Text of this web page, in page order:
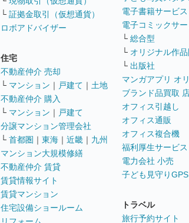
└ 証拠金取引（仮想通貨）
ロボアドバイザー
住宅
不動産仲介 売却
└ マンション ｜ 戸建て ｜ 土地
不動産仲介 購入
└ マンション ｜ 戸建て
分譲マンション管理会社
└ 首都圏 ｜ 東海 ｜ 近畿 ｜ 九州
マンション大規模修繕
不動産仲介 賃貸
賃貸情報サイト
賃貸マンション
住宅設備ショールーム
電子書籍サービス
電子コミックサー
└ 総合型
└ オリジナル作
└ 出版社
マンガアプリ オ
ブランド品買取
オフィス引越し
オフィス通販
オフィス複合機
福利厚生サービス
電力会社 小売
子ども見守りGPS
トラベル
旅行予約サイト